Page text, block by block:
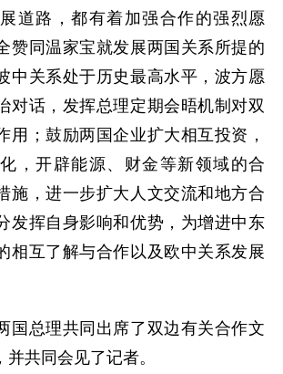
道路，都有着加强合作的强烈愿
赞同温家宝就发展两国关系所提的
中关系处于历史最高水平，波方愿
对话，发挥总理定期会晤机制对双
用；鼓励两国企业扩大相互投资，
，开辟能源、财金等新领域的合
施，进一步扩大人文交流和地方合
发挥自身影响和优势，为增进中东
相互了解与合作以及欧中关系发展
总理共同出席了双边有关合作文
共同会见了记者。